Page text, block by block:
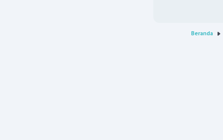
Beranda